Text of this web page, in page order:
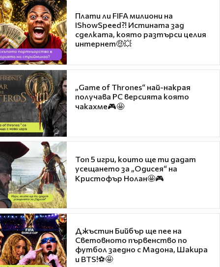
Плати ли FIFA милиони на
IShowSpeed?! Истината зад
сделката, която разтърси целия
интернет🤑💥
„Game of Thrones“ най-накрая
получава PC версията която
чакахме🎮🤩
Топ 5 игри, които ще ти дадат
усещането за „Одисея“ на
Кристофър Нолан🤩🎮
Джъстин Бийбър ще пее на
Световното първенство по
футбол заедно с Мадона, Шакира
и BTS!⚽🤩